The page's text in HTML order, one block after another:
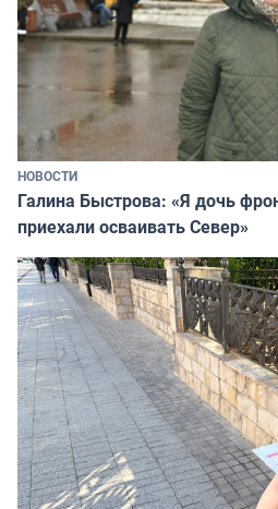
НОВОСТИ
Галина Быстрова: «Я дочь
приехали осваивать Север»